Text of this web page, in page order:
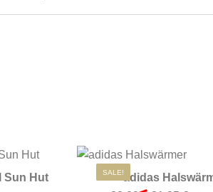
Sun Hut
Dieses Produkt weist mehrere
SALE!
adidas